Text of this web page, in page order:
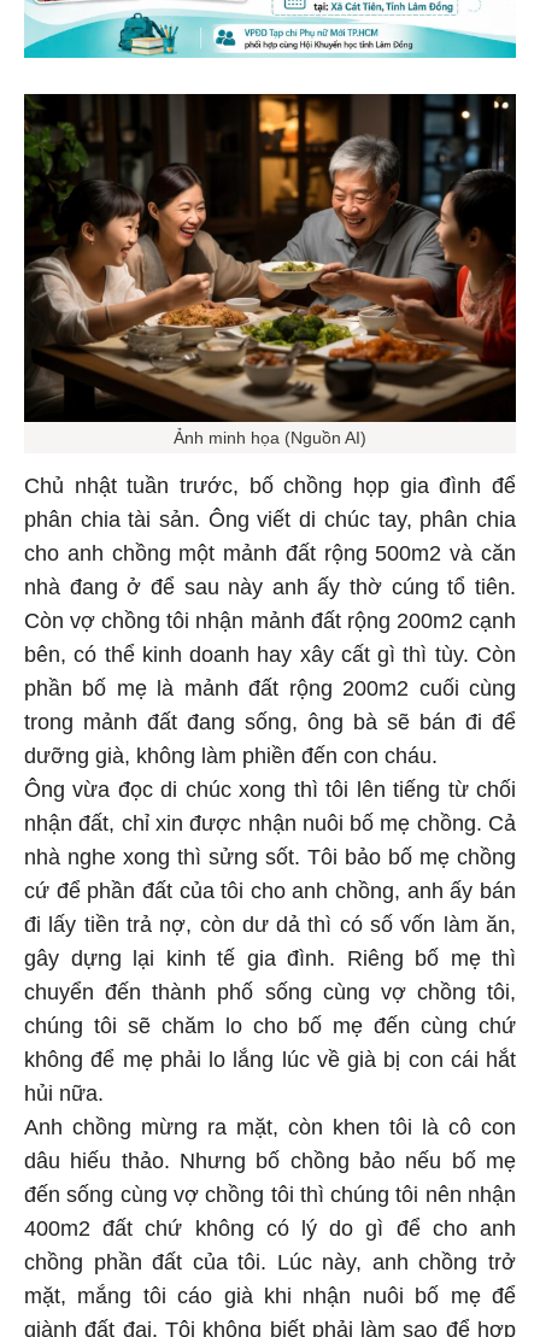
Ảnh minh họa (Nguồn AI)
Chủ nhật tuần trước, bố chồng họp gia đình để
phân chia tài sản. Ông viết di chúc tay, phân chia
cho anh chồng một mảnh đất rộng 500m2 và căn
nhà đang ở để sau này anh ấy thờ cúng tổ tiên.
Còn vợ chồng tôi nhận mảnh đất rộng 200m2 cạnh
bên, có thể kinh doanh hay xây cất gì thì tùy. Còn
phần bố mẹ là mảnh đất rộng 200m2 cuối cùng
trong mảnh đất đang sống, ông bà sẽ bán đi để
dưỡng già, không làm phiền đến con cháu.
Ông vừa đọc di chúc xong thì tôi lên tiếng từ chối
nhận đất, chỉ xin được nhận nuôi bố mẹ chồng. Cả
nhà nghe xong thì sửng sốt. Tôi bảo bố mẹ chồng
cứ để phần đất của tôi cho anh chồng, anh ấy bán
đi lấy tiền trả nợ, còn dư dả thì có số vốn làm ăn,
gây dựng lại kinh tế gia đình. Riêng bố mẹ thì
chuyển đến thành phố sống cùng vợ chồng tôi,
chúng tôi sẽ chăm lo cho bố mẹ đến cùng chứ
không để mẹ phải lo lắng lúc về già bị con cái hắt
hủi nữa.
Anh chồng mừng ra mặt, còn khen tôi là cô con
dâu hiếu thảo. Nhưng bố chồng bảo nếu bố mẹ
đến sống cùng vợ chồng tôi thì chúng tôi nên nhận
400m2 đất chứ không có lý do gì để cho anh
chồng phần đất của tôi. Lúc này, anh chồng trở
mặt, mắng tôi cáo già khi nhận nuôi bố mẹ để
giành đất đai. Tôi không biết phải làm sao để hợp